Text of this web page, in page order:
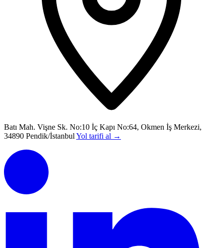
Batı Mah. Vişne Sk. No:10 İç Kapı No:64, Okmen İş Merkezi,
34890 Pendik/İstanbul Yol tarifi al →